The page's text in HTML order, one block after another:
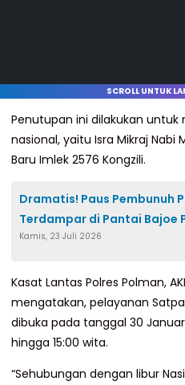
SCROLL UNTUK
Penutupan ini dilakukan
nasional, yaitu Isra Mikraj Nabi
Baru Imlek 2576 Kongzili.
Dramatis! Paus Pembunuh
Terdampar di Pantai Bajoe
dan Sempat Kembali ke
Kamis, 23 Juli 2026
Kasat Lantas Polres Polman,
mengatakan, pelayanan
dibuka pada tanggal 30
hingga 15:00 wita.
“Sehubungan dengan libur